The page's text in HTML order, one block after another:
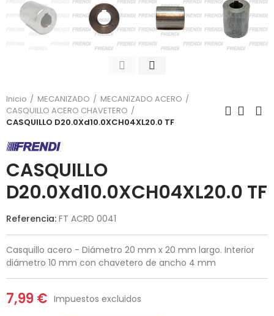
Inicio MECANIZADO
MECANIZADO ACERO
CASQUILLO ACERO CHAVETERO
CASQUILLO D20.0Xd10.0XCH04XL20.0 TF
CASQUILLO
D20.0Xd10.0XCH04XL20.0 TF
Referencia: FT ACRD 0041
Casquillo acero - Diámetro 20 mm x 20 mm largo. Interior
diámetro 10 mm con chavetero de ancho 4 mm
7,99 € Impuestos excluidos